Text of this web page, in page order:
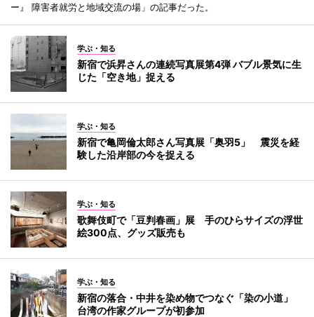
ー』 障害者就労と地域交流の場」の記事だった。
学ぶ・知る
新宿で浜昇さんの連続写真展第4弾 バブル景気に生
じた「空き地」捉える
学ぶ・知る
新宿で亀岡倫太郎さん写真展「奥羽5」 震災を経
験した沿岸部の今を捉える
学ぶ・知る
歌舞伎町で「豆判春画」展 手のひらサイズの浮世
絵300点、グッズ販売も
学ぶ・知る
新宿の落合・中井を染め物でつなぐ「染の小道」
台湾の作家グループが初参加